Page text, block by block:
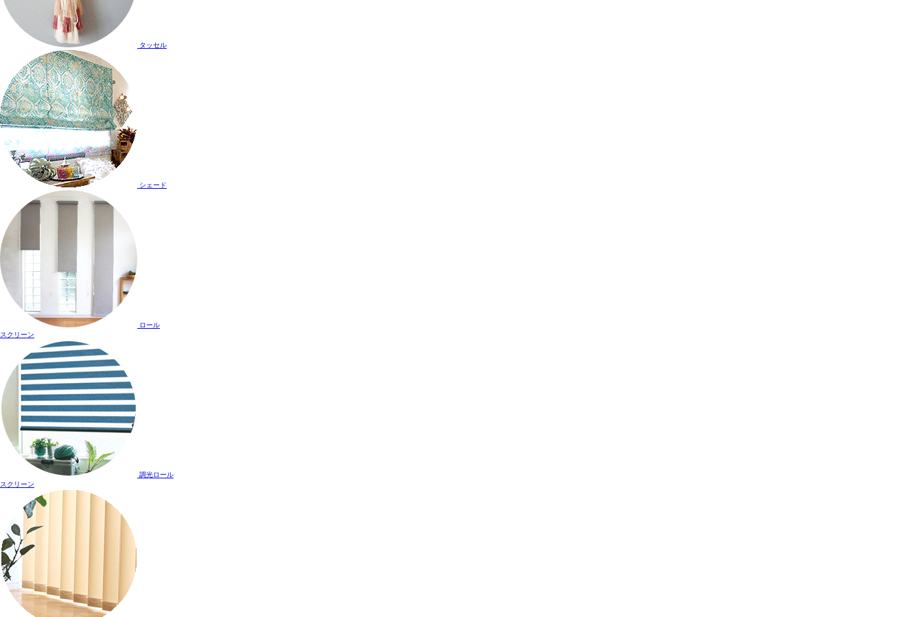
タッセル
シェード
ロール
スクリーン
調光ロール
スクリーン